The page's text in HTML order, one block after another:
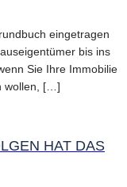
eingetragen
bis ins
Sie Ihre Immobilie
wollen, […]
HAT DAS